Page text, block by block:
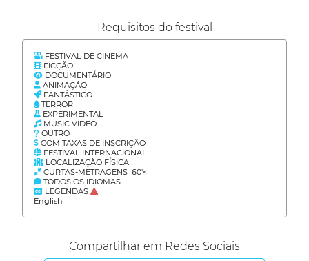
Requisitos do festival
FESTIVAL DE CINEMA
FICÇÃO
DOCUMENTÁRIO
ANIMAÇÃO
FANTÁSTICO
TERROR
EXPERIMENTAL
MUSIC VIDEO
OUTRO
COM TAXAS DE INSCRIÇÃO
FESTIVAL INTERNACIONAL
LOCALIZAÇÃO FÍSICA
CURTAS-METRAGENS 60'<
TODOS OS IDIOMAS
LEGENDAS
English
Compartilhar em Redes Sociais